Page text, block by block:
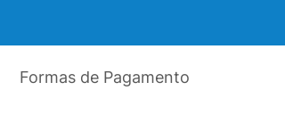
Formas de Pagamento